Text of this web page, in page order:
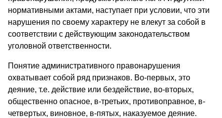
нормативными актами, наступает при условии, что эти
нарушения по своему характеру не влекут за собой в
соответствии с действующим законодательством
уголовной ответственности.
Понятие административного правонарушения
охватывает собой ряд признаков. Во-первых, это
деяние, т.е. действие или бездействие, во-вторых,
общественно опасное, в-третьих, противоправное, в-
четвертых, виновное, в-пятых, наказуемое деяние.